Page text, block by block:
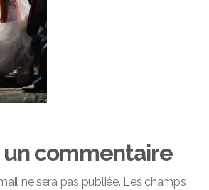
un commentaire
ne sera pas publiée. Les champs